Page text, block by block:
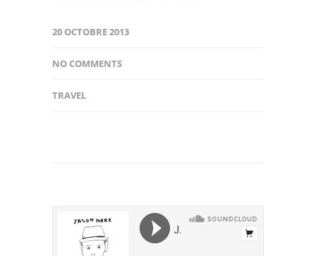
20 OCTOBRE 2013
NO COMMENTS
TRAVEL